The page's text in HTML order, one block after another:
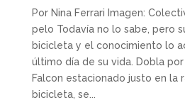
Por Nina Ferrari Imagen:
pelo Todavía no lo sabe, pero
bicicleta y el conocimiento lo
último día de su vida. Dobla
Falcon estacionado justo en la
bicicleta, se...